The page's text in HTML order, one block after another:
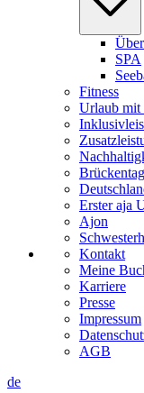
SPA
Fitness
Urlaub mit
Erster aja
Ajon
Kontakt
Meine
Karriere
Presse
Impressum
AGB
de